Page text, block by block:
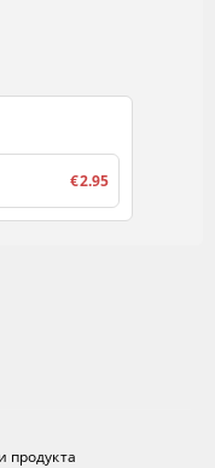
продукта
€2.95